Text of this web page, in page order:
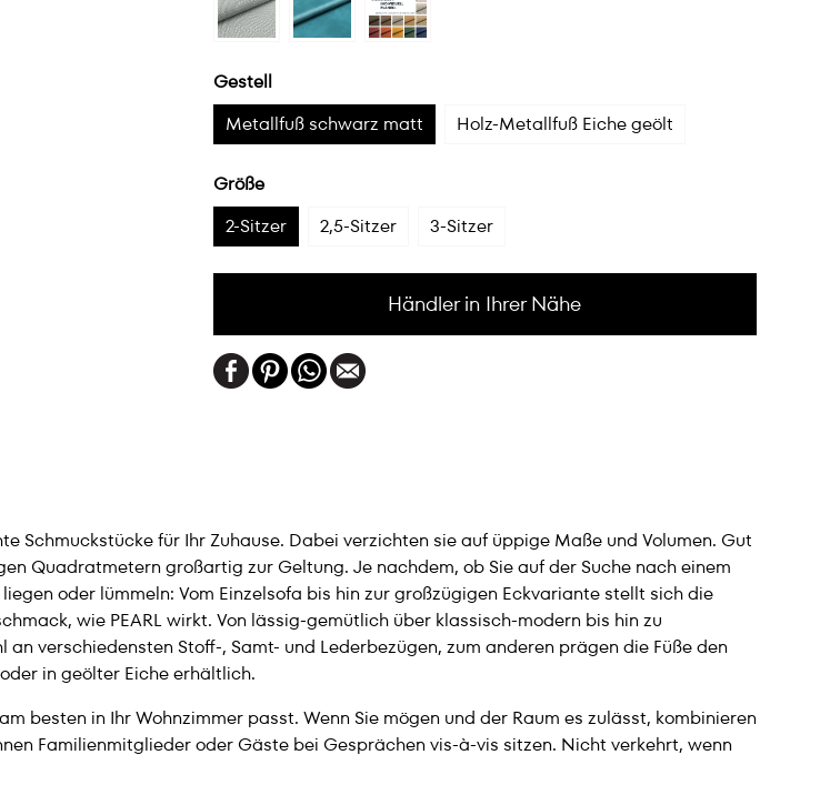
Gestell
Metallfuß schwarz matt
Holz-Metallfuß Eiche geölt
Größe
2-Sitzer
2,5-Sitzer 3-Sitzer
Händler in Ihrer Nähe
Schmuckstücke für Ihr Zuhause. Dabei verzichten sie auf üppige Maße und Volumen. Gut
Quadratmetern großartig zur Geltung. Je nachdem, ob Sie auf der Suche nach einem
oder lümmeln: Vom Einzelsofa bis hin zur großzügigen Eckvariante stellt sich die
wie PEARL wirkt. Von lässig-gemütlich über klassisch-modern bis hin zu
verschiedensten Stoff-, Samt- und Lederbezügen, zum anderen prägen die Füße den
in geölter Eiche erhältlich.
besten in Ihr Wohnzimmer passt. Wenn Sie mögen und der Raum es zulässt, kombinieren
Familienmitglieder oder Gäste bei Gesprächen vis-à-vis sitzen. Nicht verkehrt, wenn